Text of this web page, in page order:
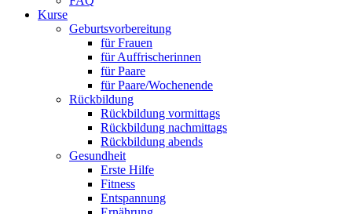
Kurse
Geburtsvorbereitung
für Frauen
für Auffrischerinnen
für Paare
für Paare/Wochenende
Rückbildung
Rückbildung vormittags
Rückbildung nachmittags
Rückbildung abends
Gesundheit
Erste Hilfe
Fitness
Entspannung